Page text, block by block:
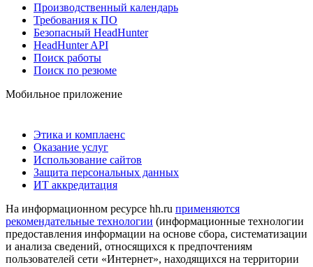
Производственный календарь
Требования к ПО
Безопасный HeadHunter
HeadHunter API
Поиск работы
Поиск по резюме
Мобильное приложение
Этика и комплаенс
Оказание услуг
Использование сайтов
Защита персональных данных
ИТ аккредитация
На информационном ресурсе hh.ru применяются
рекомендательные технологии (информационные технологии
предоставления информации на основе сбора, систематизации
и анализа сведений, относящихся к предпочтениям
пользователей сети «Интернет», находящихся на территории